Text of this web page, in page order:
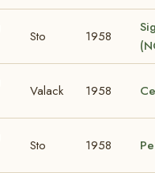
Sto 1958
Valack 1958
Sto 1958